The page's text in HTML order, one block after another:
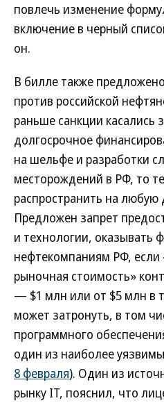
повлечь изменение
включение в черный
он.
В билле также
против российской
раньше санкции касались
долгосрочное
на шельфе и разработки
месторождений в РФ, то
распространить на
Предложен запрет
и технологии, оказывать
нефтекомпаниям РФ, если
рыночная стоимость»
— $1 млн или от $5 млн в
может затронуть, в том
программного
один из наиболее
8 февраля). Один из
рынку IT, пояснил, что